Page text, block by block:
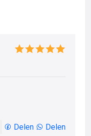
Delen Delen